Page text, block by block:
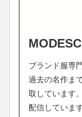
ブランド服専
過去の名作ま
取しています
配信しています